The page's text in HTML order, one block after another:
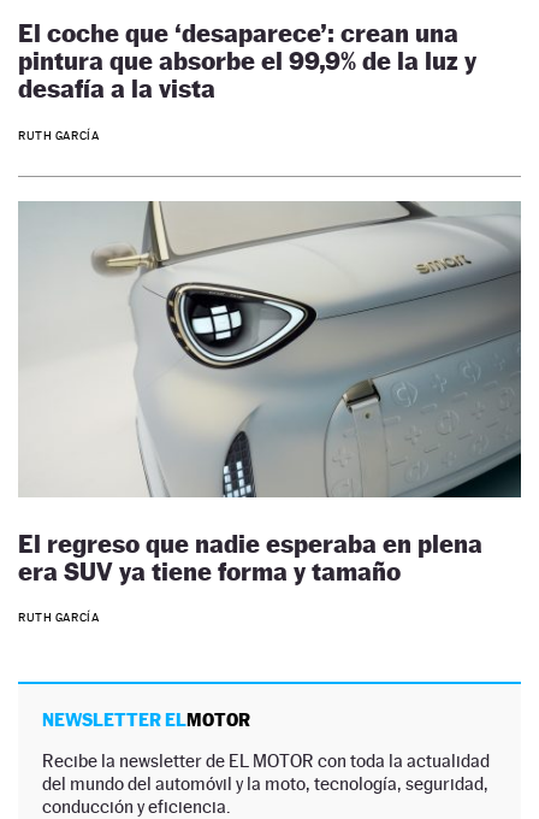
El coche que ‘desaparece’: crean una
pintura que absorbe el 99,9% de la luz y
desafía a la vista
RUTH GARCÍA
El regreso que nadie esperaba en plena
era SUV ya tiene forma y tamaño
RUTH GARCÍA
NEWSLETTER ELMOTOR
Recibe la newsletter de EL MOTOR con toda la actualidad
del mundo del automóvil y la moto, tecnología, seguridad,
conducción y eficiencia.